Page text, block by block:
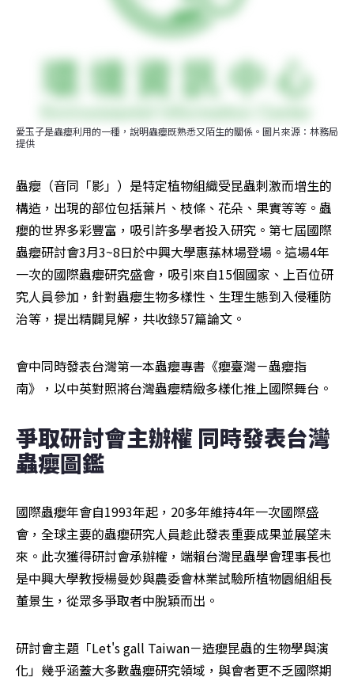
愛玉子是蟲癭利用的一種，說明蟲癭既熟悉又陌生的關係。圖片來源：林務局
提供
蟲癭（音同「影」）是特定植物組織受昆蟲刺激而增生的
構造，出現的部位包括葉片、枝條、花朵、果實等等。蟲
癭的世界多彩豐富，吸引許多學者投入研究。第七屆國際
蟲癭研討會3月3~8日於中興大學惠蓀林場登場。這場4年
一次的國際蟲癭研究盛會，吸引來自15個國家、上百位研
究人員參加，針對蟲癭生物多樣性、生理生態到入侵種防
治等，提出精闢見解，共收錄57篇論文。
會中同時發表台灣第一本蟲癭專書《癭臺灣－蟲癭指
南》，以中英對照將台灣蟲癭精緻多樣化推上國際舞台。
爭取研討會主辦權 同時發表台灣
蟲癭圖鑑
國際蟲癭年會自1993年起，20多年維持4年一次國際盛
會，全球主要的蟲癭研究人員趁此發表重要成果並展望未
來。此次獲得研討會承辦權，端賴台灣昆蟲學會理事長也
是中興大學教授楊曼妙與農委會林業試驗所植物園組組長
董景生，從眾多爭取者中脫穎而出。
研討會主題「Let's gall Taiwan－造癭昆蟲的生物學與演
化」幾乎涵蓋大多數蟲癭研究領域，與會者更不乏國際期